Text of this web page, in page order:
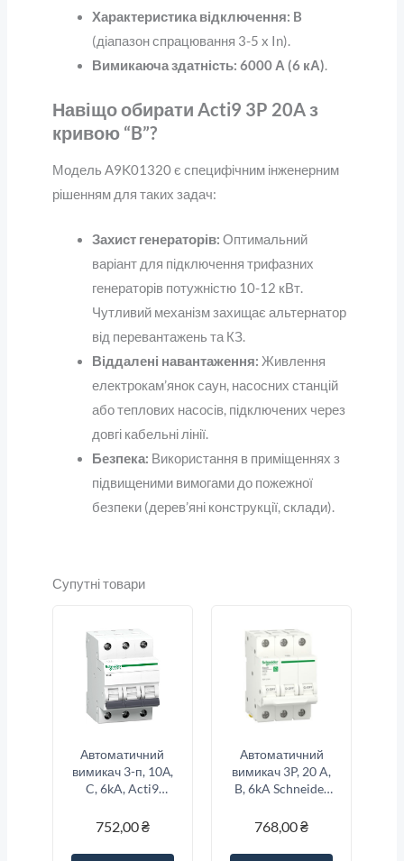
Характеристика відключення: B
(діапазон спрацювання 3-5 x In).
Вимикаюча здатність: 6000 А (6 кА).
Навіщо обирати Acti9 3P 20A з
кривою “B”?
Модель A9K01320 є специфічним інженерним
рішенням для таких задач:
Захист генераторів: Оптимальний
варіант для підключення трифазних
генераторів потужністю 10-12 кВт.
Чутливий механізм захищає альтернатор
від перевантажень та КЗ.
Віддалені навантаження: Живлення
електрокам’янок саун, насосних станцій
або теплових насосів, підключених через
довгі кабельні лінії.
Безпека: Використання в приміщеннях з
підвищеними вимогами до пожежної
безпеки (дерев’яні конструкції, склади).
Супутні товари
Автоматичний
вимикач 3-п, 10А,
C, 6kA, Acti9
Electric
752,00₴
Автоматичний
вимикач 3P, 20 A,
B, 6kA Schneider
768,00₴